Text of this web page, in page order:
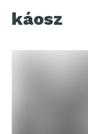
káosz